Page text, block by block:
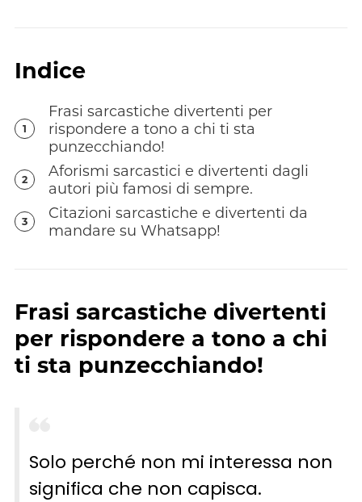
Indice
1
Frasi sarcastiche divertenti per
rispondere a tono a chi ti sta
punzecchiando!
2
Aforismi sarcastici e divertenti dagli
autori più famosi di sempre.
3
Citazioni sarcastiche e divertenti da
mandare su Whatsapp!
Frasi sarcastiche divertenti
per rispondere a tono a chi
ti sta punzecchiando!
Solo perché non mi interessa non
significa che non capisca.